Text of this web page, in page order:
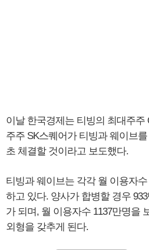
이날 한국경제는 티빙의 최대주주
주주 SK스퀘어가 티빙과 웨이브
초 체결할 것이라고 보도했다.
티빙과 웨이브는 각각 월 이용자
하고 있다. 양사가 합병할 경우
가 되며, 월 이용자수 1137만명을
외형을 갖추게 된다.